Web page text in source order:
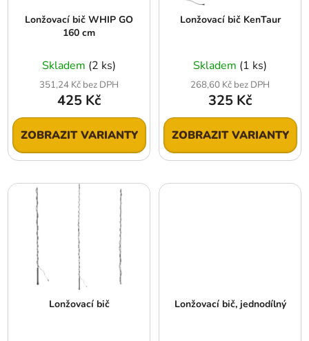
ů
Lonžovací bič WHIP GO
160 cm
Skladem (2 ks)
351,24 Kč bez DPH
425 Kč
ZOBRAZIT VARIANTY
Lonžovací bič KenTaur
Skladem (1 ks)
268,60 Kč bez DPH
325 Kč
ZOBRAZIT VARIANTY
Lonžovací bič Lonžovací bič, jednodílný